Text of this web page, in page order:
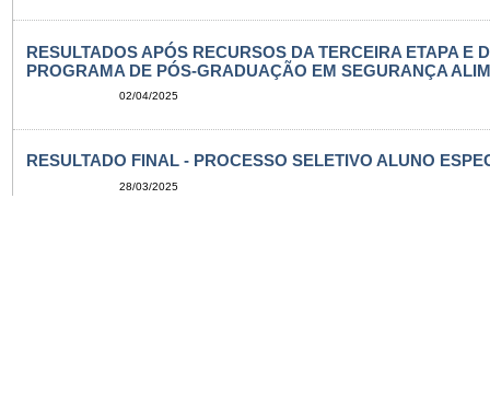
RESULTADOS APÓS RECURSOS DA TERCEIRA ETAPA E
PROGRAMA DE PÓS-GRADUAÇÃO EM SEGURANÇA
02/04/2025
RESULTADO FINAL - PROCESSO SELETIVO ALUNO
28/03/2025